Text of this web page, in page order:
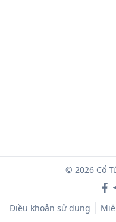
© 2026 Cổ
Điều khoản sử dụng